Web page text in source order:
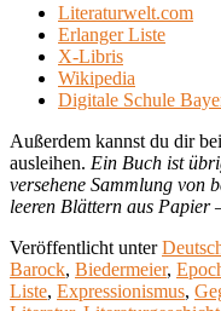
Literaturwelt.com
Erlanger Liste
X-Libris
Wikipedia
Digitale Schule
Außerdem kannst du dir
ausleihen. Ein Buch ist
versehene Sammlung von
leeren Blättern aus Papier
Veröffentlicht unter
Barock, Biedermeier,
Liste, Expressionismus,